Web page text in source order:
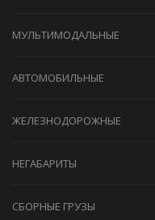
МУЛЬТИМОДАЛЬНЫЕ
АВТОМОБИЛЬНЫЕ
ЖЕЛЕЗНОДОРОЖНЫЕ
НЕГАБАРИТЫ
СБОРНЫЕ ГРУЗЫ